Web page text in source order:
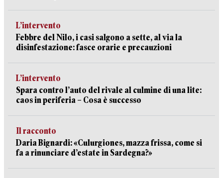
L’intervento
Febbre del Nilo, i casi salgono a sette, al via la
disinfestazione: fasce orarie e precauzioni
L’intervento
Spara contro l’auto del rivale al culmine di una lite:
caos in periferia – Cosa è successo
Il racconto
Daria Bignardi: «Culurgiones, mazza frissa, come si
fa a rinunciare d’estate in Sardegna?»